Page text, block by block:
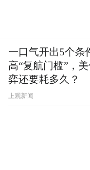
一口气开出5个条
高“复航门槛”，
弈还要耗多久？
上观新闻